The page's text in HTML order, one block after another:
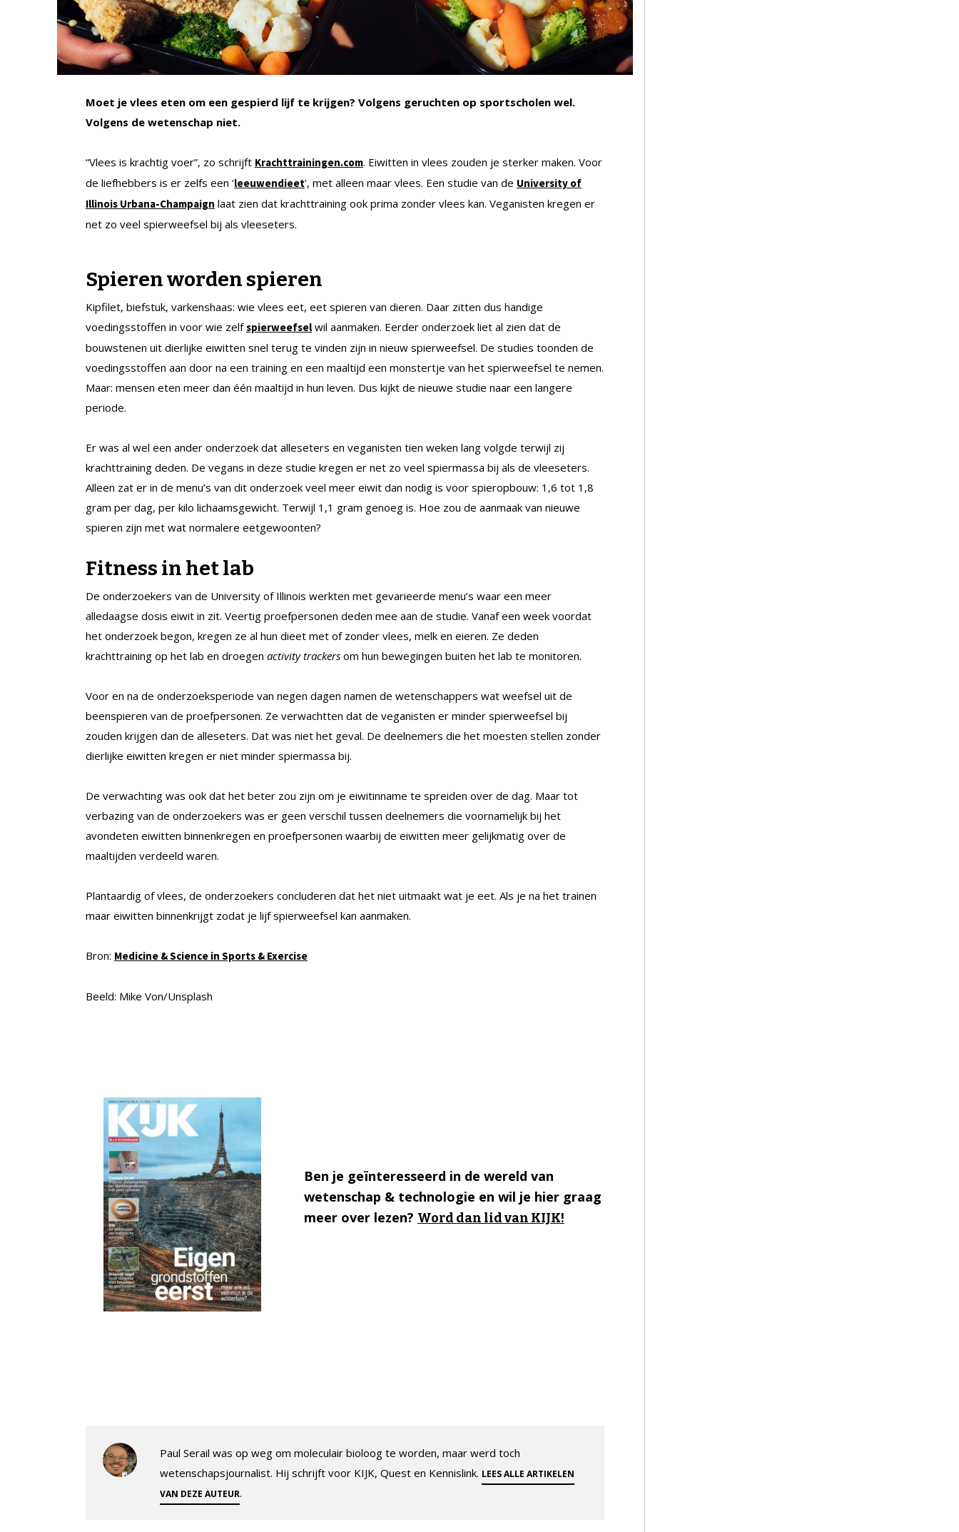
Moet je vlees eten om een gespierd lijf te krijgen? Volgens geruchten op sportscholen wel.
Volgens de wetenschap niet.
“Vlees is krachtig voer”, zo schrijft Krachttrainingen.com. Eiwitten in vlees zouden je sterker maken. Voor
de liefhebbers is er zelfs een ‘leeuwendieet’, met alleen maar vlees. Een studie van de University of
Illinois Urbana-Champaign laat zien dat krachttraining ook prima zonder vlees kan. Veganisten kregen er
net zo veel spierweefsel bij als vleeseters.
Spieren worden spieren
Kipfilet, biefstuk, varkenshaas: wie vlees eet, eet spieren van dieren. Daar zitten dus handige
voedingsstoffen in voor wie zelfspierweefsel wil aanmaken. Eerder onderzoek liet al zien dat de
bouwstenen uit dierlijke eiwitten snel terug te vinden zijn in nieuw spierweefsel. De studies toonden de
voedingsstoffen aan door na een training en een maaltijd een monstertje van het spierweefsel te nemen.
Maar: mensen eten meer dan één maaltijd in hun leven. Dus kijkt de nieuwe studie naar een langere
periode.
Er was al wel een ander onderzoek dat alleseters en veganisten tien weken lang volgde terwijl zij
krachttraining deden. De vegans in deze studie kregen er net zo veel spiermassa bij als de vleeseters.
Alleen zat er in de menu’s van dit onderzoek veel meer eiwit dan nodig is voor spieropbouw: 1,6 tot 1,8
gram per dag, per kilo lichaamsgewicht. Terwijl 1,1 gram genoeg is. Hoe zou de aanmaak van nieuwe
spieren zijn met wat normalere eetgewoonten?
Fitness in het lab
De onderzoekers van de University of Illinois werkten met gevarieerde menu’s waar een meer
alledaagse dosis eiwit in zit. Veertig proefpersonen deden mee aan de studie. Vanaf een week voordat
het onderzoek begon, kregen ze al hun dieet met of zonder vlees, melk en eieren. Ze deden
krachttraining op het lab en droegen activity trackers om hun bewegingen buiten het lab te monitoren.
Voor en na de onderzoeksperiode van negen dagen namen de wetenschappers wat weefsel uit de
beenspieren van de proefpersonen. Ze verwachtten dat de veganisten er minder spierweefsel bij
zouden krijgen dan de alleseters. Dat was niet het geval. De deelnemers die het moesten stellen zonder
dierlijke eiwitten kregen er niet minder spiermassa bij.
De verwachting was ook dat het beter zou zijn om je eiwitinname te spreiden over de dag. Maar tot
verbazing van de onderzoekers was er geen verschil tussen deelnemers die voornamelijk bij het
avondeten eiwitten binnenkregen en proefpersonen waarbij de eiwitten meer gelijkmatig over de
maaltijden verdeeld waren.
Plantaardig of vlees, de onderzoekers concluderen dat het niet uitmaakt wat je eet. Als je na het trainen
maar eiwitten binnenkrijgt zodat je lijf spierweefsel kan aanmaken.
Bron: Medicine & Science in Sports & Exercise
Beeld: Mike Von/Unsplash
Ben je geïnteresseerd in de wereld van
wetenschap & technologie en wil je hier graag
meer over lezen? Word dan lid van KIJK!
Paul Serail was op weg om moleculair bioloog te worden, maar werd toch
wetenschapsjournalist. Hij schrijft voor KIJK, Quest en Kennislink. LEES ALLE ARTIKELEN
VAN DEZE AUTEUR.